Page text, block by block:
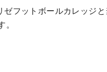
フットボールカレッジと